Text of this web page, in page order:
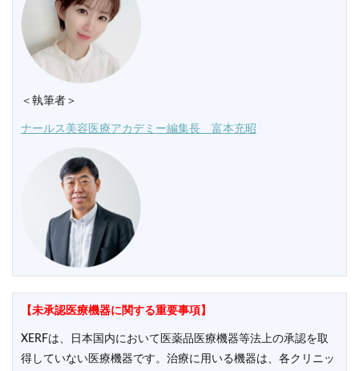
＜執筆者＞
ナールス美容医療アカデミー編集長 富本充昭
【未承認医療機器に関する重要事項】
XERFは、日本国内において医薬品医療機器等法上の承認を取
得していない医療機器です。治療に用いる機器は、各クリニッ